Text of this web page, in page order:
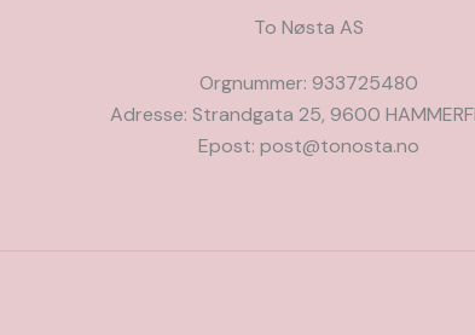
To Nøsta AS
Orgnummer: 933725480
Adresse: Strandgata 25, 9600
Epost: post@tonosta.no